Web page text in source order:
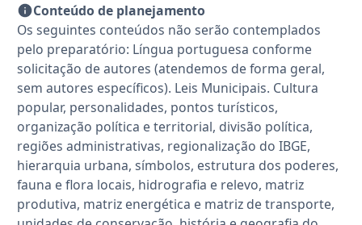
Conteúdo de planejamento
Os seguintes conteúdos não serão contemplados
pelo preparatório: Língua portuguesa conforme
solicitação de autores (atendemos de forma geral,
sem autores específicos). Leis Municipais. Cultura
popular, personalidades, pontos turísticos,
organização política e territorial, divisão política,
regiões administrativas, regionalização do IBGE,
hierarquia urbana, símbolos, estrutura dos poderes,
fauna e flora locais, hidrografia e relevo, matriz
produtiva, matriz energética e matriz de transporte,